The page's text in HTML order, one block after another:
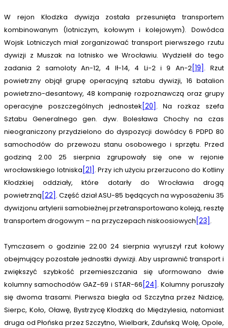
W rejon Kłodzka dywizja została przesunięta transportem
kombinowanym (lotniczym, kołowym i kolejowym). Dowódca
Wojsk Lotniczych miał zorganizować transport pierwszego rzutu
dywizji z Muszak na lotnisko we Wrocławiu. Wydzielił do tego
zadania 2 samoloty An-12, 4 Ił-14, 4 Li-2 i 9 An-2[19] . Rzut
powietrzny objął grupę operacyjną sztabu dywizji, 16 batalion
powietrzno-desantowy, 48 kompanię rozpoznawczą oraz grupy
operacyjne poszczególnych jednostek [20] . Na rozkaz szefa
Sztabu Generalnego gen. dyw. Bolesława Chochy na czas
nieograniczony przydzielono do dyspozycji dowódcy 6 PDPD 80
samochodów do przewozu stanu osobowego i sprzętu. Przed
godziną 2.00 25 sierpnia zgrupowały się one w rejonie
wrocławskiego lotniska [21] . Przy ich użyciu przerzucono do Kotliny
Kłodzkiej oddziały, które dotarły do Wrocławia drogą
powietrzną [22] . Część dział ASU-85 będących na wyposażeniu 35
dywizjonu artylerii samobieżnej przetransportowano koleją, resztę
transportem drogowym – na przyczepach niskoosiowych [23] .
Tymczasem o godzinie 22.00 24 sierpnia wyruszył rzut kołowy
obejmujący pozostałe jednostki dywizji. Aby usprawnić transport i
zwiększyć szybkość przemieszczania się uformowano dwie
kolumny samochodów GAZ-69 i STAR-66 [24] . Kolumny poruszały
się dwoma trasami. Pierwsza biegła od Szczytna przez Nidzicę,
Sierpc, Koło, Oławę, Bystrzycę Kłodzką do Międzylesia, natomiast
druga od Płońska przez Szczytno, Wielbark, Zduńską Wolę, Opole,